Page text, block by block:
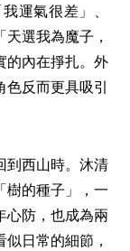
運氣很差」、
選我為魔子，
的內在掙扎。外
反而更具吸引
到西山時。沐清
樹的種子」，一
心防，也成為兩
日常的細節，